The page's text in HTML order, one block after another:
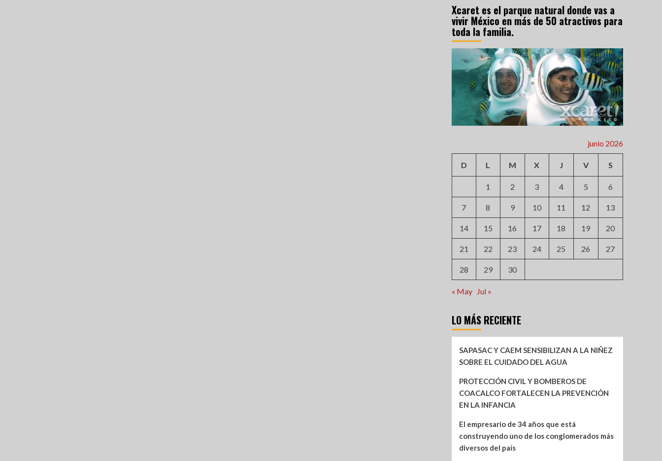
Xcaret es el parque natural donde vas a
vivir México en más de 50 atractivos para
toda la familia.
junio 2026
D L M X J V S
1 2 3 4 5 6
7 8 9 10 11 12 13
14 15 16 17 18 19 20
21 22 23 24 25 26 27
28 29 30
« May Jul »
LO MÁS RECIENTE
SAPASAC Y CAEM SENSIBILIZAN A LA NIÑEZ
SOBRE EL CUIDADO DEL AGUA
PROTECCIÓN CIVIL Y BOMBEROS DE
COACALCO FORTALECEN LA PREVENCIÓN
EN LA INFANCIA
El empresario de 34 años que está
construyendo uno de los conglomerados más
diversos del país